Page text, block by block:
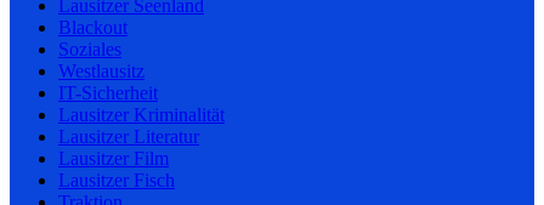
Lausitzer Seenland
Blackout
Soziales
Westlausitz
IT-Sicherheit
Lausitzer Kriminalität
Lausitzer Literatur
Lausitzer Film
Lausitzer Fisch